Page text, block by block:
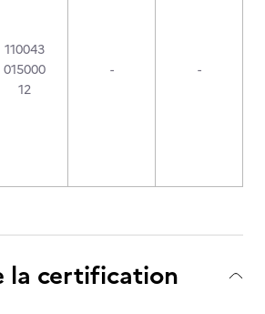
110043
015000
12
- -
la certification